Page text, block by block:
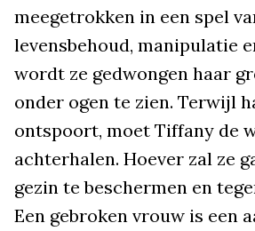
meegetrokken in een spel
levensbehoud, manipulatie
wordt ze gedwongen haar
onder ogen te zien. Terwijl
ontspoort, moet Tiffany de
achterhalen. Hoever zal ze
gezin te beschermen en
Een gebroken vrouw is een